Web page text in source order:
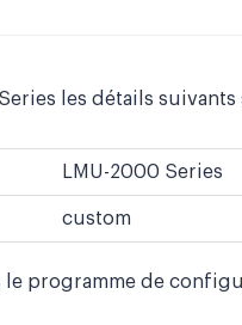
les détails
LMU-2000 Series
custom
le programme de